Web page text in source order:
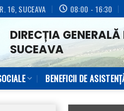
16, SUCEAVA 08:00 - 16:30
DIRECȚIA
SUCEAVA
BENEFICII DE